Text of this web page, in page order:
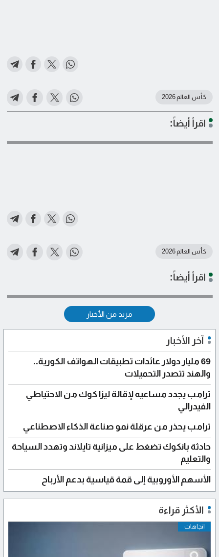
كأس العالم 2026
اقرأ أيضاً:
كأس العالم 2026
اقرأ أيضاً:
مزيد من الأخبار
آخر الأخبار
69 مليار دولار عائدات تطبيقات الهواتف الكورية..
والهند تتصدر التحميلات
ترامب يجدد مساعيه لإقالة ليزا كوك من الاحتياطي
الفيدرالي
ترامب يحذر من عرقلة نمو صناعة الذكاء الاصطناعي
حادثة بانكوك تضغط على ميزانية تايلاند وتهدد السياحة
والتعليم
الأسهم الأوروبية إلى قمة قياسية بدعم الأرباح
الأكثر قراءة
اتجاهات